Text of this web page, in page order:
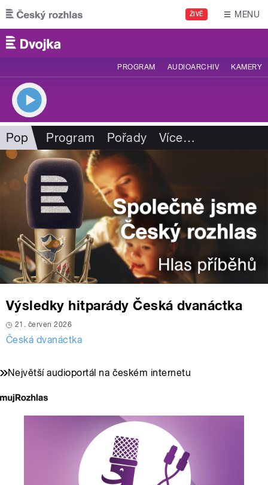
Přejít k hlavnímu obsahu
ŽIVĚ MENU
PROGRAM AUDIOARCHIV KAMERY
Pop Program Pořady Více…
Výsledky hitparády Česká dvanáctka
21. červen 2026
Česká dvanáctka
Největší audioportál na českém internetu